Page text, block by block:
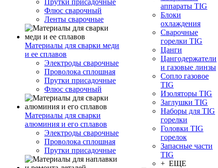
Прутки присадочные
Флюс сварочный
Ленты сварочные
Материалы для сварки меди
и ее сплавов
Электроды сварочные
Проволока сплошная
Прутки присадочные
Флюс сварочный
Материалы для сварки
алюминия и его сплавов
Электроды сварочные
Проволока сплошная
Прутки присадочные
аппараты TIG
Блоки
охлаждения
Сварочные
горелки TIG
Цанги
Цангодержатели
и газовые линзы
Сопло газовое
TIG
Изоляторы TIG
Заглушки TIG
Наборы для TIG
горелки
Головки TIG
горелок
Запасные части
TIG
+ ЕЩЕ